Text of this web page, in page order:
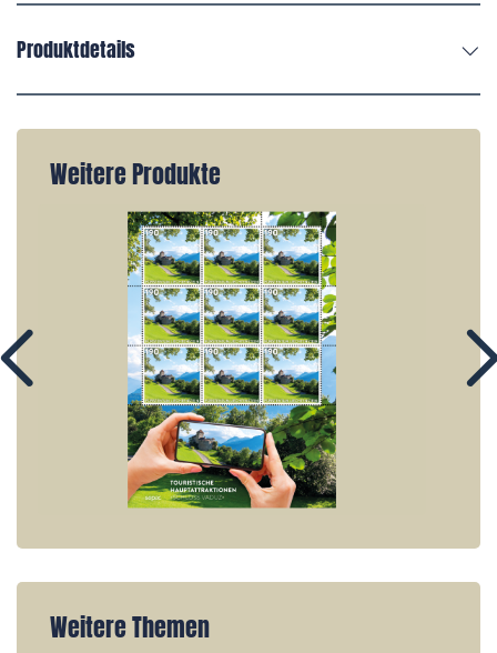
Produktdetails
Weitere Produkte
Weitere Themen